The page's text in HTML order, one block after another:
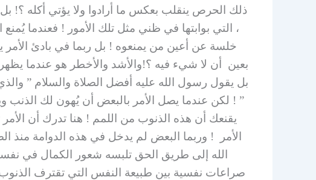
ذلك الحرص ينقلب بعكس ما أرادوا ولا يؤتي أكله ؟!
، التي بوابتها في ظني مثل تلك الأمور ! فعندما
خلسة عن أعين من يمنعوه ! بل ربما في بادئ الأمر
بعين أن لا شيء فيه ؟!والأشد والأخطر هو عندما يظهر
بل يقول رسول الله عليه أفضل الصلاة والسلام ”
” ! لكن عندما يصل الأمر بالبعض أن يُهون لك الذنب
يقنعك أن هذه الذنوب من اللمم ! هنا تدرك أن
الأمر ! وربما البعض لم يدخل في هذه الدوامة
الله إلى طريق الحق تلبسه شعور الكمال في
صراعات نفسية بين طبيعة النفس التي تقترف